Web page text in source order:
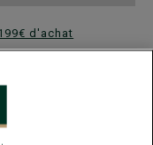
d'achat